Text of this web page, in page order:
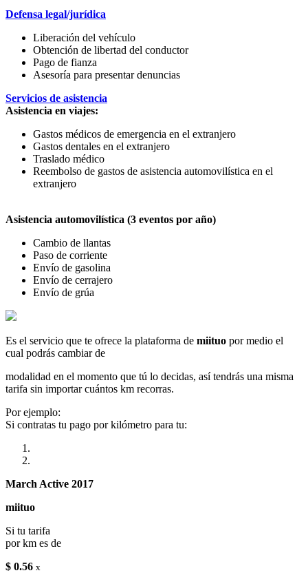
Defensa legal/jurídica
Liberación del vehículo
Obtención de libertad del conductor
Pago de fianza
Asesoría para presentar denuncias
Servicios de asistencia
Asistencia en viajes:
Gastos médicos de emergencia en el extranjero
Gastos dentales en el extranjero
Traslado médico
Reembolso de gastos de asistencia automovilística en el
extranjero
Asistencia automovilística (3 eventos por año)
Cambio de llantas
Paso de corriente
Envío de gasolina
Envío de cerrajero
Envío de grúa
Es el servicio que te ofrece la plataforma de miituo por medio el
cual podrás cambiar de
modalidad en el momento que tú lo decidas, así tendrás una misma
tarifa sin importar cuántos km recorras.
Por ejemplo:
Si contratas tu pago por kilómetro para tu:
March Active 2017
miituo
Si tu tarifa
por km es de
$ 0.56 x